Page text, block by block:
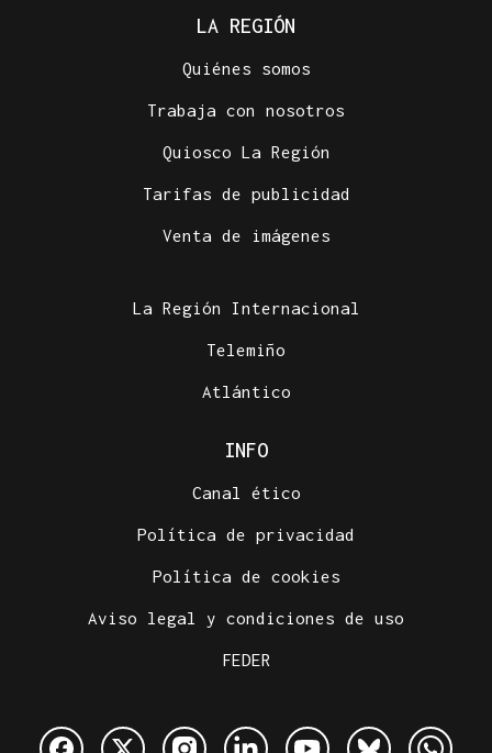
LA REGIÓN
Quiénes somos
Trabaja con nosotros
Quiosco La Región
Tarifas de publicidad
Venta de imágenes
La Región Internacional
Telemiño
Atlántico
INFO
Canal ético
Política de privacidad
Política de cookies
Aviso legal y condiciones de uso
FEDER